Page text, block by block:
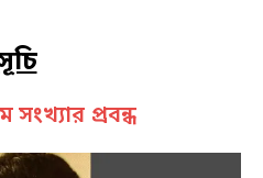
সংখ্যার প্রবন্ধ